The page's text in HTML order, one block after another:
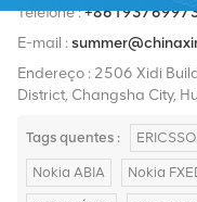
de alta qualidade,
Telefone :
E-mail :
Endereço : 2506 Xidi
District, Changsha City,
Tags quentes :
Nokia ABIA Nokia